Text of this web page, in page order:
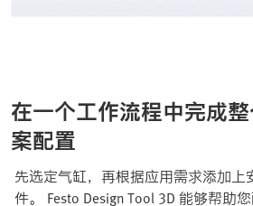
在一个工作流程中完成
案配置
先选定气缸，再根据应用需求添加上
件。 Festo Design Tool 3D 能够帮助